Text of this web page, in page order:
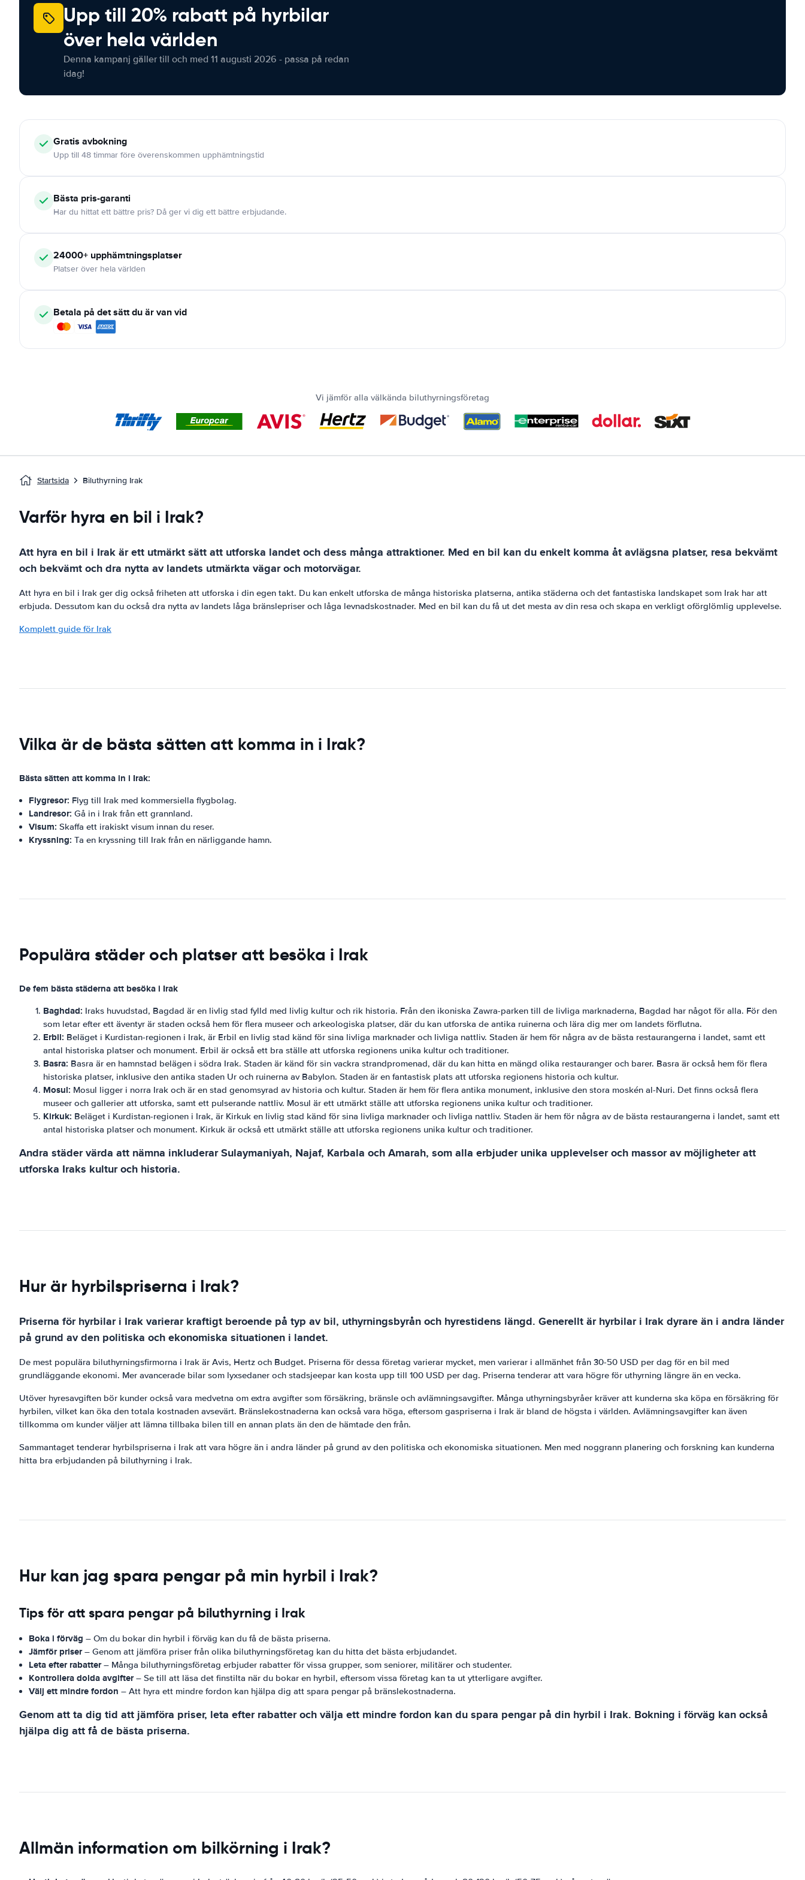
Upp till 20% rabatt på hyrbilar
över hela världen
Denna kampanj gäller till och med 11 augusti 2026 - passa på redan
idag!
Gratis avbokning
Upp till 48 timmar före överenskommen upphämtningstid
Bästa pris-garanti
Har du hittat ett bättre pris? Då ger vi dig ett bättre erbjudande.
24000+ upphämtningsplatser
Platser över hela världen
Betala på det sätt du är van vid
Vi jämför alla välkända biluthyrningsföretag
Startsida Biluthyrning Irak
Varför hyra en bil i Irak?
Att hyra en bil i Irak är ett utmärkt sätt att utforska landet och dess många attraktioner. Med en bil kan du enkelt komma åt avlägsna platser, resa bekvämt
och bekvämt och dra nytta av landets utmärkta vägar och motorvägar.
Att hyra en bil i Irak ger dig också friheten att utforska i din egen takt. Du kan enkelt utforska de många historiska platserna, antika städerna och det fantastiska landskapet som Irak har att
erbjuda. Dessutom kan du också dra nytta av landets låga bränslepriser och låga levnadskostnader. Med en bil kan du få ut det mesta av din resa och skapa en verkligt oförglömlig upplevelse.
Komplett guide för Irak
Vilka är de bästa sätten att komma in i Irak?
Bästa sätten att komma in i Irak:
Flygresor: Flyg till Irak med kommersiella flygbolag.
Landresor: Gå in i Irak från ett grannland.
Visum: Skaffa ett irakiskt visum innan du reser.
Kryssning: Ta en kryssning till Irak från en närliggande hamn.
Populära städer och platser att besöka i Irak
De fem bästa städerna att besöka i Irak
Baghdad: Iraks huvudstad, Bagdad är en livlig stad fylld med livlig kultur och rik historia. Från den ikoniska Zawra-parken till de livliga marknaderna, Bagdad har något för alla. För den
som letar efter ett äventyr är staden också hem för flera museer och arkeologiska platser, där du kan utforska de antika ruinerna och lära dig mer om landets förflutna.
Erbil: Beläget i Kurdistan-regionen i Irak, är Erbil en livlig stad känd för sina livliga marknader och livliga nattliv. Staden är hem för några av de bästa restaurangerna i landet, samt ett
antal historiska platser och monument. Erbil är också ett bra ställe att utforska regionens unika kultur och traditioner.
Basra: Basra är en hamnstad belägen i södra Irak. Staden är känd för sin vackra strandpromenad, där du kan hitta en mängd olika restauranger och barer. Basra är också hem för flera
historiska platser, inklusive den antika staden Ur och ruinerna av Babylon. Staden är en fantastisk plats att utforska regionens historia och kultur.
Mosul: Mosul ligger i norra Irak och är en stad genomsyrad av historia och kultur. Staden är hem för flera antika monument, inklusive den stora moskén al-Nuri. Det finns också flera
museer och gallerier att utforska, samt ett pulserande nattliv. Mosul är ett utmärkt ställe att utforska regionens unika kultur och traditioner.
Kirkuk: Beläget i Kurdistan-regionen i Irak, är Kirkuk en livlig stad känd för sina livliga marknader och livliga nattliv. Staden är hem för några av de bästa restaurangerna i landet, samt ett
antal historiska platser och monument. Kirkuk är också ett utmärkt ställe att utforska regionens unika kultur och traditioner.
Andra städer värda att nämna inkluderar Sulaymaniyah, Najaf, Karbala och Amarah, som alla erbjuder unika upplevelser och massor av möjligheter att
utforska Iraks kultur och historia.
Hur är hyrbilspriserna i Irak?
Priserna för hyrbilar i Irak varierar kraftigt beroende på typ av bil, uthyrningsbyrån och hyrestidens längd. Generellt är hyrbilar i Irak dyrare än i andra länder
på grund av den politiska och ekonomiska situationen i landet.
De mest populära biluthyrningsfirmorna i Irak är Avis, Hertz och Budget. Priserna för dessa företag varierar mycket, men varierar i allmänhet från 30-50 USD per dag för en bil med
grundläggande ekonomi. Mer avancerade bilar som lyxsedaner och stadsjeepar kan kosta upp till 100 USD per dag. Priserna tenderar att vara högre för uthyrning längre än en vecka.
Utöver hyresavgiften bör kunder också vara medvetna om extra avgifter som försäkring, bränsle och avlämningsavgifter. Många uthyrningsbyråer kräver att kunderna ska köpa en försäkring för
hyrbilen, vilket kan öka den totala kostnaden avsevärt. Bränslekostnaderna kan också vara höga, eftersom gaspriserna i Irak är bland de högsta i världen. Avlämningsavgifter kan även
tillkomma om kunder väljer att lämna tillbaka bilen till en annan plats än den de hämtade den från.
Sammantaget tenderar hyrbilspriserna i Irak att vara högre än i andra länder på grund av den politiska och ekonomiska situationen. Men med noggrann planering och forskning kan kunderna
hitta bra erbjudanden på biluthyrning i Irak.
Hur kan jag spara pengar på min hyrbil i Irak?
Tips för att spara pengar på biluthyrning i Irak
Boka i förväg – Om du bokar din hyrbil i förväg kan du få de bästa priserna.
Jämför priser– Genom att jämföra priser från olika biluthyrningsföretag kan du hitta det bästa erbjudandet.
Leta efter rabatter– Många biluthyrningsföretag erbjuder rabatter för vissa grupper, som seniorer, militärer och studenter.
Kontrollera dolda avgifter– Se till att läsa det finstilta när du bokar en hyrbil, eftersom vissa företag kan ta ut ytterligare avgifter.
Välj ett mindre fordon – Att hyra ett mindre fordon kan hjälpa dig att spara pengar på bränslekostnaderna.
Genom att ta dig tid att jämföra priser, leta efter rabatter och välja ett mindre fordon kan du spara pengar på din hyrbil i Irak. Bokning i förväg kan också
hjälpa dig att få de bästa priserna.
Allmän information om bilkörning i Irak?